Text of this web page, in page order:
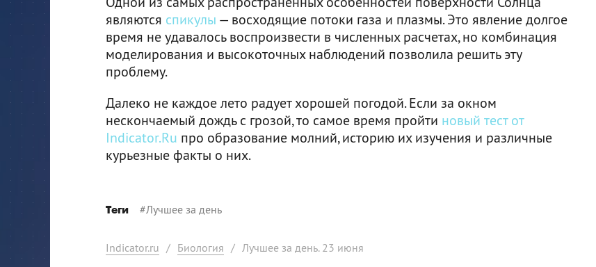
являются спикулы — восходящие потоки газа и плазмы. Это явление долгое
время не удавалось воспроизвести в численных расчетах, но комбинация
моделирования и высокоточных наблюдений позволила решить эту
проблему.
Далеко не каждое лето радует хорошей погодой. Если за окном
нескончаемый дождь с грозой, то самое время пройти новый тест от
Indicator.Ru про образование молний, историю их изучения и различные
курьезные факты о них.
Теги #Лучшее за день
Indicator.ru / Биология / Лучшее за день. 23 июня